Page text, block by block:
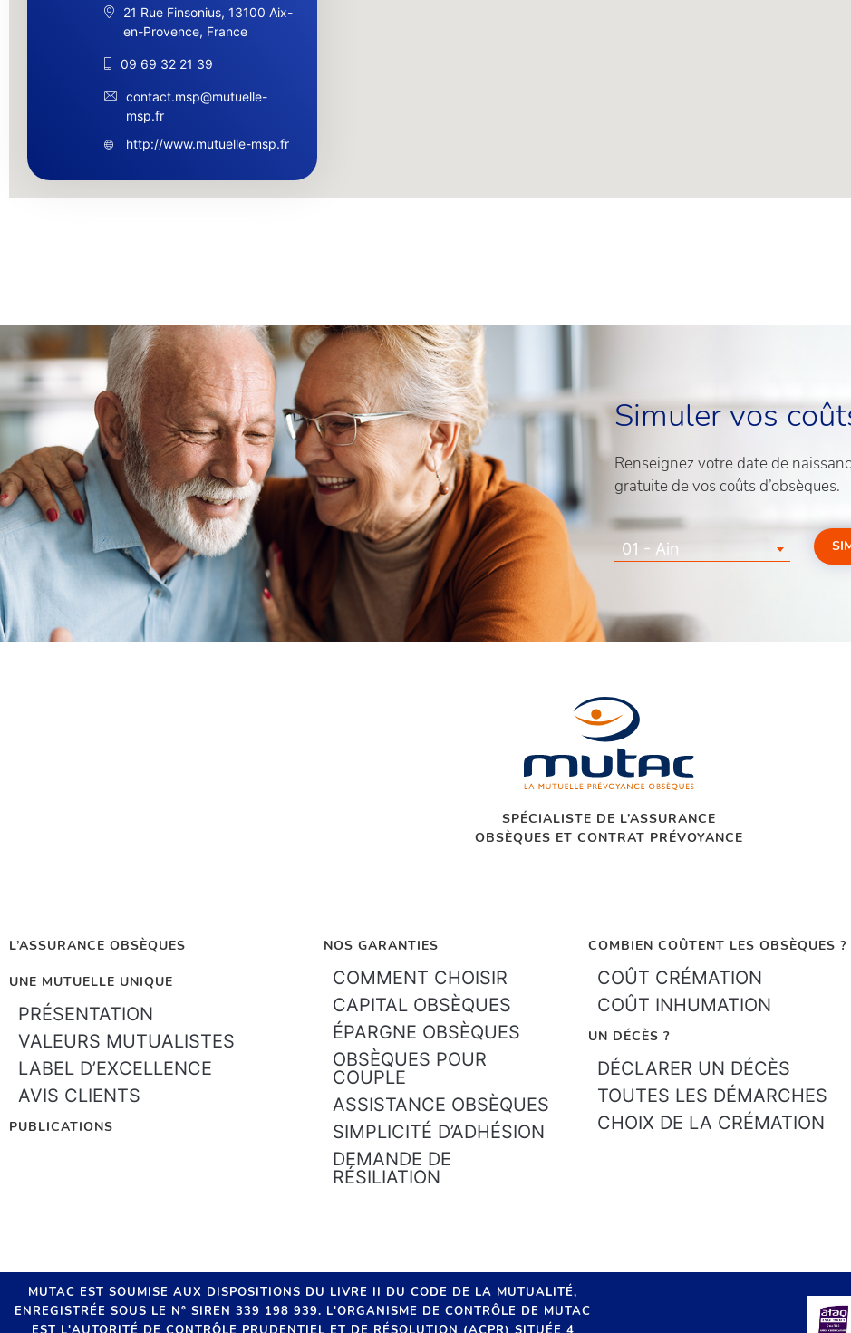
21 Rue Finsonius, 13100 Aix-
en-Provence, France
09 69 32 21 39
contact.msp@mutuelle-
msp.fr
http://www.mutuelle-msp.fr
Simuler vos
Renseignez votre date de
gratuite de vos coûts d’obsèques.
01 - Ain
SPÉCIALISTE DE L’ASSURANCE
OBSÈQUES ET CONTRAT PRÉVOYANCE
L’ASSURANCE OBSÈQUES
UNE MUTUELLE UNIQUE
PRÉSENTATION
VALEURS MUTUALISTES
LABEL D’EXCELLENCE
AVIS CLIENTS
PUBLICATIONS
NOS GARANTIES
COMMENT CHOISIR
CAPITAL OBSÈQUES
ÉPARGNE OBSÈQUES
OBSÈQUES POUR
COUPLE
ASSISTANCE OBSÈQUES
SIMPLICITÉ D’ADHÉSION
DEMANDE DE
RÉSILIATION
COMBIEN COÛTENT LES OBSÈQUES ?
COÛT CRÉMATION
COÛT INHUMATION
UN DÉCÈS ?
DÉCLARER UN DÉCÈS
TOUTES LES DÉMARCHES
CHOIX DE LA CRÉMATION
MUTAC EST SOUMISE AUX DISPOSITIONS DU LIVRE II DU CODE DE LA MUTUALITÉ,
ENREGISTRÉE SOUS LE N° SIREN 339 198 939. L'ORGANISME DE CONTRÔLE DE MUTAC